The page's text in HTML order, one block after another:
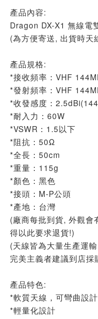
產品內容:
Dragon DX-X1 無線電
(為方便寄送, 出貨時天
產品規格:
*接收頻率：VHF
*發射頻率：VHF
*收發感度：
*耐入力：60W
*VSWR：1.5以下
*阻抗：50Ω
*全長：50cm
*重量：115g
*顏色：黑色
*接頭：M-P公頭
*產地：台灣
(廠商每批到貨, 外觀會
得以此要求退貨!)
(天線皆為大量生產運
完美主義者建議到店採
產品特色:
*軟質天線，可彎曲設
*輕量化設計